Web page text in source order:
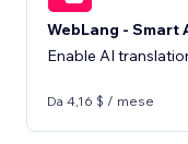
WebLang - Smart
Enable AI
Da 4,16 $ / mese